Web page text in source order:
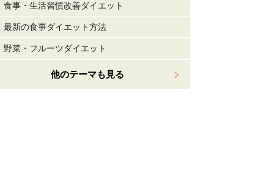
食事・生活習慣改善ダイエット
最新の食事ダイエット方法
野菜・フルーツダイエット
他のテーマも見る